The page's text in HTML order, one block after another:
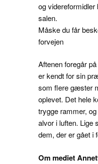
og videreformidler
salen.
Måske du får
forvejen
Aftenen foregår
er kendt for sin
som flere gæster
oplevet. Det hele
trygge rammer,
alvor i luften. Lige
dem, der er gået i
Om mediet